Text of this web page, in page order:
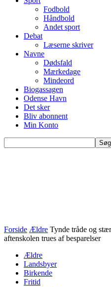
Fodbold
Håndbold
Andet sport
Debat
Læserne skriver
Navne
Dødsfald
Mærkedage
Mindeord
Biogassagen
Odense Havn
Det sker
Bliv abonnent
Min Konto
Forside Ældre Tynde tråde og
aftenskolen trues af besparelser
Ældre
Landsbyer
Birkende
Fritid